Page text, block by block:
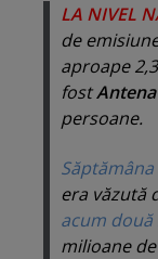
LA NIVEL
de
aproape
fost
persoane.
era văzută
acum
milioane